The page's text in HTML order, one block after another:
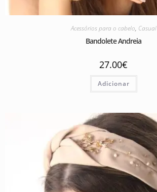
Acessórios para o cabelo, Casual
Bandolete Andreia
27.00€
Adicionar